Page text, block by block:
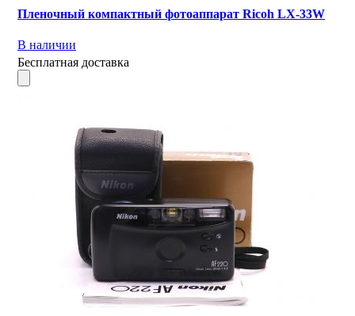
Пленочный компактный фотоаппарат Ricoh LX-33W
В наличии
Бесплатная доставка